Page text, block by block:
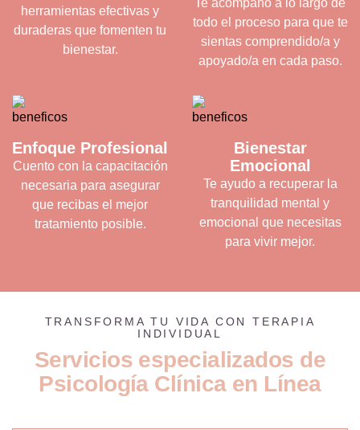
herramientas efectivas y
duraderas que fomenten tu
bienestar.
todo el proceso para que te
sientas comprendido/a y
apoyado/a en cada paso.
Enfoque Profesional
Cuento con la capacitación
necesaria para asegurar
que recibas el mejor
tratamiento posible.
Bienestar
Emocional
Te ayudo a recuperar la
tranquilidad mental y
emocional que necesitas
para vivir mejor.
TRANSFORMA TU VIDA CON TERAPIA
INDIVIDUAL
Servicios especializados de
Psicología Clínica en Línea